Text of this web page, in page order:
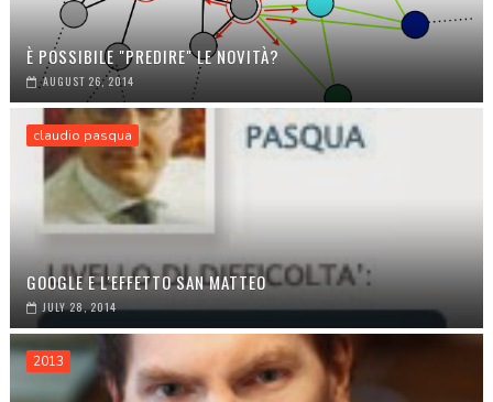
È POSSIBILE "PREDIRE" LE NOVITÀ?
AUGUST 26, 2014
claudio pasqua
GOOGLE E L'EFFETTO SAN MATTEO
JULY 28, 2014
2013